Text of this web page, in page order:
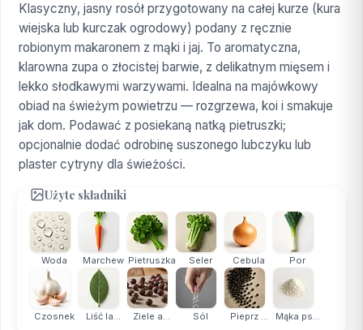
Klasyczny, jasny rosół przygotowany na całej kurze (kura
wiejska lub kurczak ogrodowy) podany z ręcznie
robionym makaronem z mąki i jaj. To aromatyczna,
klarowna zupa o złocistej barwie, z delikatnym mięsem i
lekko słodkawymi warzywami. Idealna na majówkowy
obiad na świeżym powietrzu — rozgrzewa, koi i smakuje
jak dom. Podawać z posiekaną natką pietruszki;
opcjonalnie dodać odrobinę suszonego lubczyku lub
plaster cytryny dla świeżości.
Użyte składniki
Woda Marchew Pietruszka Seler Cebula Por
Czosnek Liść la... Ziele a... Sól Pieprz ... Mąka ps...